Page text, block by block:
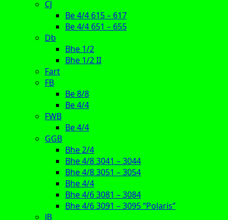
CJ
Be 4/4 615 – 617
Be 4/4 651 – 655
Db
Bhe 1/2
Bhe 1/2 II
Fart
FB
Be 8/8
Be 4/4
FWB
Be 4/4
GGB
Bhe 2/4
Bhe 4/8 3041 – 3044
Bhe 4/8 3051 – 3054
Bhe 4/4
Bhe 4/6 3081 – 3084
Bhe 4/6 3091 – 3095 “Polaris”
JB